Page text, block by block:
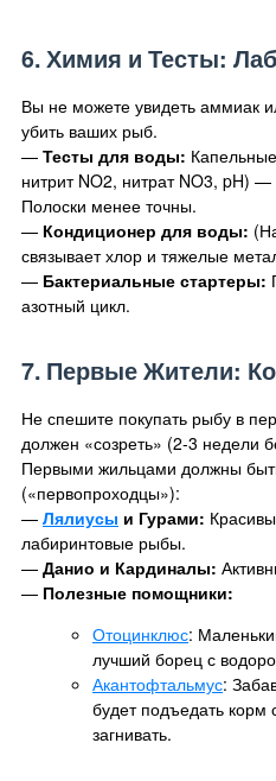
6. Химия и Тесты:
Вы не можете увидеть аммиак
убить ваших рыб.
— Тесты для воды:
нитрит NO2, нитрат NO3, pH) —
Полоски менее точны.
— Кондиционер для воды:
связывает хлор и тяжелые
— Бактериальные стартеры:
азотный цикл.
7. Первые Жители:
Не спешите покупать рыбу в
должен «созреть» (2-3 недели
Первыми жильцами должны
(«первопроходцы»):
— Лялиусы и Гурами:
лабиринтовые рыбы.
— Данио и Кардиналы:
— Полезные помощники:
Отоцинклюс:
лучший борец с
Акантофтальмус:
будет подъедать
загнивать.